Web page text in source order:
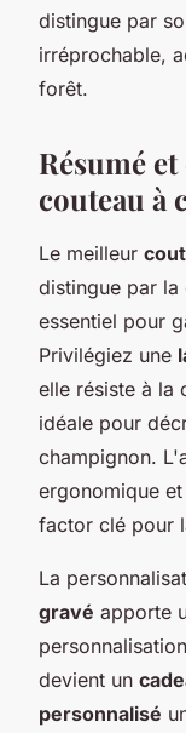
distingue par
irréprochable,
forêt.
Résumé
couteau à
Le meilleur
distingue par la
essentiel pour
Privilégiez une
elle résiste à la
idéale pour
champignon.
ergonomique
factor clé pour
La
gravé apporte
devient un
personnalisé